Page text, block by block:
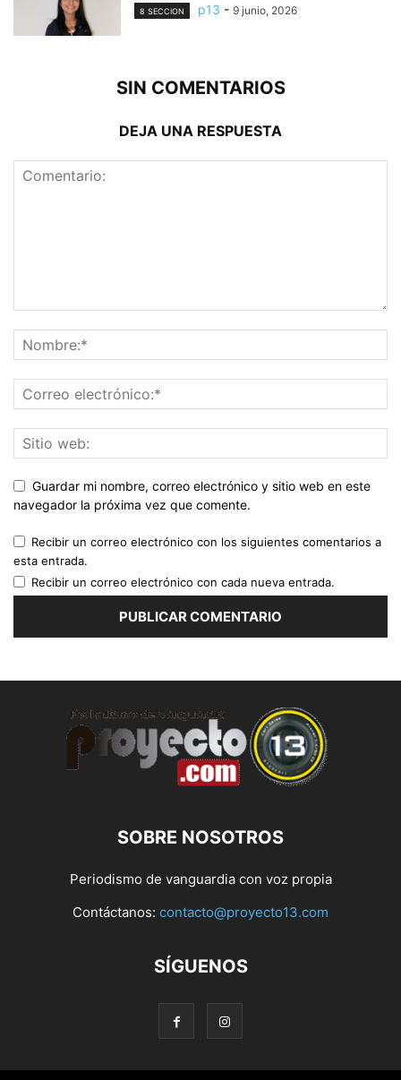
8 SECCION p13 - 9 junio, 2026
SIN COMENTARIOS
DEJA UNA RESPUESTA
Guardar mi nombre, correo electrónico y sitio web en este
navegador la próxima vez que comente.
Recibir un correo electrónico con los siguientes comentarios a
esta entrada.
Recibir un correo electrónico con cada nueva entrada.
SOBRE NOSOTROS
Periodismo de vanguardia con voz propia
Contáctanos: contacto@proyecto13.com
SÍGUENOS